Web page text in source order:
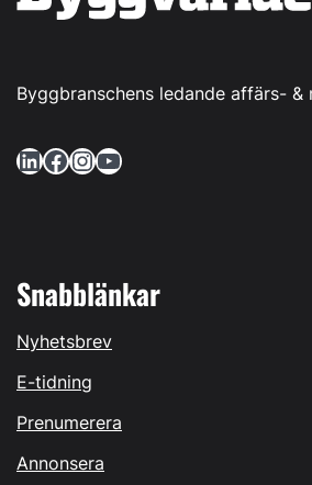
Byggbranschens ledande affärs- &
LinkedIn Facebook InstagramYouTube
Snabblänkar
Nyhetsbrev
E-tidning
Prenumerera
Annonsera